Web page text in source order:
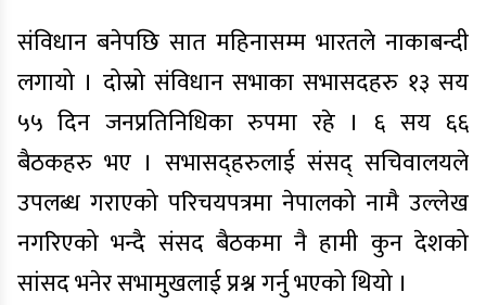
संविधान बनेपछि सात महिनासम्म भारतले नाकाबन्दी
लगायो । दोस्रो संविधान सभाका सभासदहरु १३ सय
५५ दिन जनप्रतिनिधिका रुपमा रहे । ६ सय ६६
बैठकहरु भए । सभासद्हरुलाई संसद् सचिवालयले
उपलब्ध गराएको परिचयपत्रमा नेपालको नामै उल्लेख
नगरिएको भन्दै संसद बैठकमा नै हामी कुन देशको
सांसद भनेर सभामुखलाई प्रश्न गर्नु भएको थियो ।